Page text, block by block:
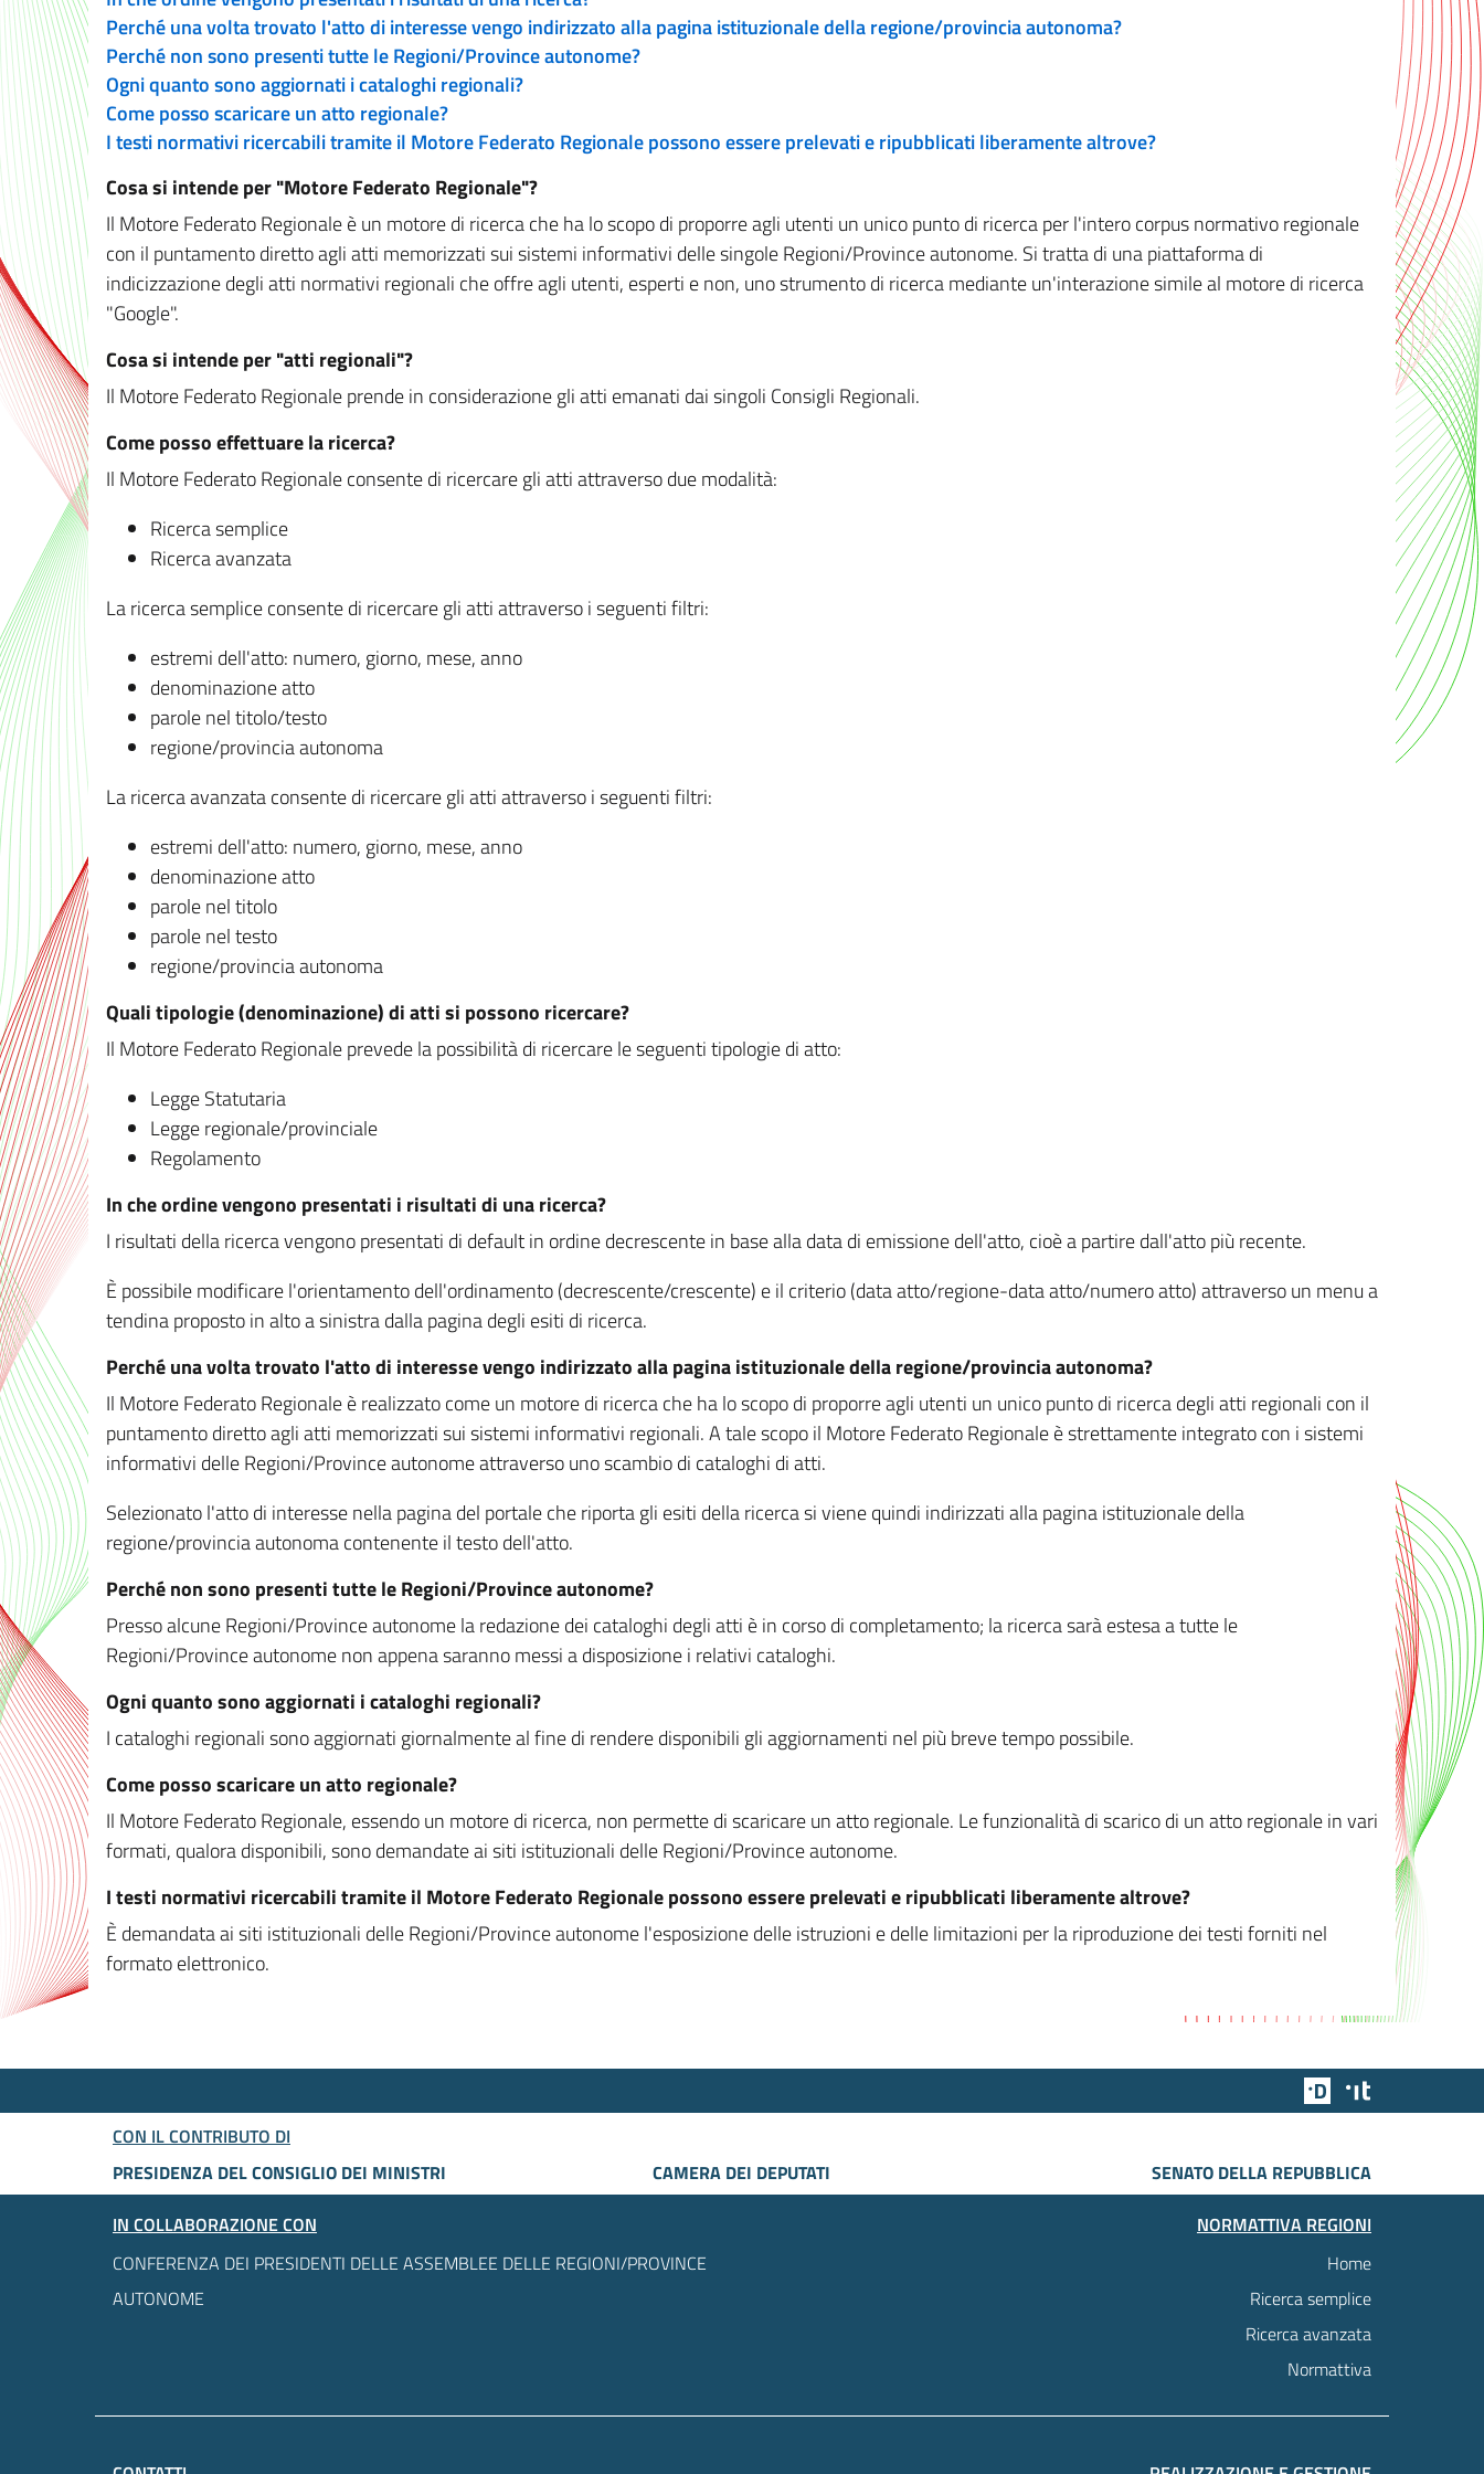
Perché una volta trovato l'atto di interesse vengo indirizzato alla pagina istituzionale della regione/provincia autonoma?
Perché non sono presenti tutte le Regioni/Province autonome?
Ogni quanto sono aggiornati i cataloghi regionali?
Come posso scaricare un atto regionale?
I testi normativi ricercabili tramite il Motore Federato Regionale possono essere prelevati e ripubblicati liberamente altrove?
Cosa si intende per "Motore Federato Regionale"?
Il Motore Federato Regionale è un motore di ricerca che ha lo scopo di proporre agli utenti un unico punto di ricerca per l'intero corpus normativo regionale
con il puntamento diretto agli atti memorizzati sui sistemi informativi delle singole Regioni/Province autonome. Si tratta di una piattaforma di
indicizzazione degli atti normativi regionali che offre agli utenti, esperti e non, uno strumento di ricerca mediante un'interazione simile al motore di ricerca
"Google".
Cosa si intende per "atti regionali"?
Il Motore Federato Regionale prende in considerazione gli atti emanati dai singoli Consigli Regionali.
Come posso effettuare la ricerca?
Il Motore Federato Regionale consente di ricercare gli atti attraverso due modalità:
Ricerca semplice
Ricerca avanzata
La ricerca semplice consente di ricercare gli atti attraverso i seguenti filtri:
estremi dell'atto: numero, giorno, mese, anno
denominazione atto
parole nel titolo/testo
regione/provincia autonoma
La ricerca avanzata consente di ricercare gli atti attraverso i seguenti filtri:
estremi dell'atto: numero, giorno, mese, anno
denominazione atto
parole nel titolo
parole nel testo
regione/provincia autonoma
Quali tipologie (denominazione) di atti si possono ricercare?
Il Motore Federato Regionale prevede la possibilità di ricercare le seguenti tipologie di atto:
Legge Statutaria
Legge regionale/provinciale
Regolamento
In che ordine vengono presentati i risultati di una ricerca?
I risultati della ricerca vengono presentati di default in ordine decrescente in base alla data di emissione dell'atto, cioè a partire dall'atto più recente.
È possibile modificare l'orientamento dell'ordinamento (decrescente/crescente) e il criterio (data atto/regione-data atto/numero atto) attraverso un menu a
tendina proposto in alto a sinistra dalla pagina degli esiti di ricerca.
Perché una volta trovato l'atto di interesse vengo indirizzato alla pagina istituzionale della regione/provincia autonoma?
Il Motore Federato Regionale è realizzato come un motore di ricerca che ha lo scopo di proporre agli utenti un unico punto di ricerca degli atti regionali con il
puntamento diretto agli atti memorizzati sui sistemi informativi regionali. A tale scopo il Motore Federato Regionale è strettamente integrato con i sistemi
informativi delle Regioni/Province autonome attraverso uno scambio di cataloghi di atti.
Selezionato l'atto di interesse nella pagina del portale che riporta gli esiti della ricerca si viene quindi indirizzati alla pagina istituzionale della
regione/provincia autonoma contenente il testo dell'atto.
Perché non sono presenti tutte le Regioni/Province autonome?
Presso alcune Regioni/Province autonome la redazione dei cataloghi degli atti è in corso di completamento; la ricerca sarà estesa a tutte le
Regioni/Province autonome non appena saranno messi a disposizione i relativi cataloghi.
Ogni quanto sono aggiornati i cataloghi regionali?
I cataloghi regionali sono aggiornati giornalmente al fine di rendere disponibili gli aggiornamenti nel più breve tempo possibile.
Come posso scaricare un atto regionale?
Il Motore Federato Regionale, essendo un motore di ricerca, non permette di scaricare un atto regionale. Le funzionalità di scarico di un atto regionale in vari
formati, qualora disponibili, sono demandate ai siti istituzionali delle Regioni/Province autonome.
I testi normativi ricercabili tramite il Motore Federato Regionale possono essere prelevati e ripubblicati liberamente altrove?
È demandata ai siti istituzionali delle Regioni/Province autonome l'esposizione delle istruzioni e delle limitazioni per la riproduzione dei testi forniti nel
formato elettronico.
Team Digitale
CON IL CONTRIBUTO DI
PRESIDENZA DEL CONSIGLIO DEI MINISTRI
CAMERA DEI DEPUTATI
SENATO DELLA REPUBBLICA
IN COLLABORAZIONE CON
CONFERENZA DEI PRESIDENTI DELLE ASSEMBLEE DELLE REGIONI/PROVINCE
AUTONOME
NORMATTIVA REGIONI
Home
Ricerca semplice
Ricerca avanzata
Normattiva